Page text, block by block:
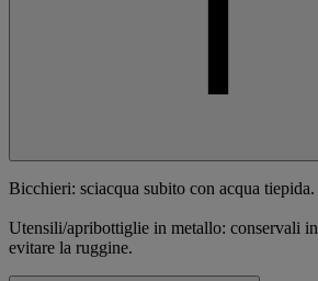
Bicchieri: sciacqua subito con acqua tiepida.
Utensili/apribottiglie in metallo: conservali
evitare la ruggine.